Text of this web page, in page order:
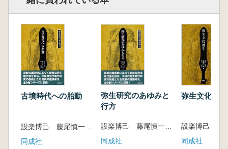
克範]
倭国内の生産流通機構とその変化[寺前直人]
高地性集落と弥生中～後期の社会変化[松木
武彦]
畿内社会における首長の役割とその変化[三
好孝一]
列島内各地における中期と後期の断絶[森岡
秀人]
青銅器と鉄器普及の歴史的背景[石川岳彦]
甕棺と副葬品の変貌[常松幹雄]
古墳時代への胎動
同成社
弥生研究のあゆみと
行方
設楽博己 藤尾慎一郎 松木武彦 編
同成社
弥生文化誕生
同成社